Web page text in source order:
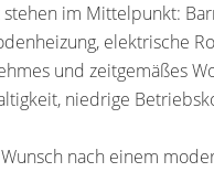
im Mittelpunkt:
elektrische
und zeitgemäßes
niedrige
nach einem